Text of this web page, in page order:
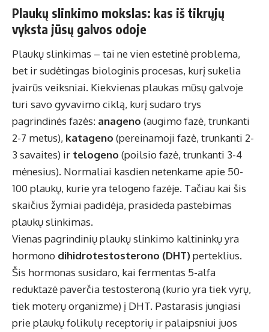
Plaukų slinkimo mokslas: kas iš tikrųjų
vyksta jūsų galvos odoje
Plaukų slinkimas – tai ne vien estetinė problema,
bet ir sudėtingas biologinis procesas, kurį sukelia
įvairūs veiksniai. Kiekvienas plaukas mūsų galvoje
turi savo gyvavimo ciklą, kurį sudaro trys
pagrindinės fazės: anageno (augimo fazė, trunkanti
2-7 metus), katageno (pereinamoji fazė, trunkanti 2-
3 savaites) ir telogeno (poilsio fazė, trunkanti 3-4
mėnesius). Normaliai kasdien netenkame apie 50-
100 plaukų, kurie yra telogeno fazėje. Tačiau kai šis
skaičius žymiai padidėja, prasideda pastebimas
plaukų slinkimas.
Vienas pagrindinių plaukų slinkimo kaltininkų yra
hormono dihidrotestosterono (DHT)perteklius.
Šis hormonas susidaro, kai fermentas 5-alfa
reduktazė paverčia testosteroną (kurio yra tiek vyrų,
tiek moterų organizme) į DHT. Pastarasis jungiasi
prie plaukų folikulų receptorių ir palaipsniui juos